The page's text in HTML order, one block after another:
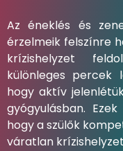
Az éneklés és
érzelmeik felszínre
krízishelyzet
különleges percek
hogy aktív
gyógyulásban.
hogy a szülők
váratlan